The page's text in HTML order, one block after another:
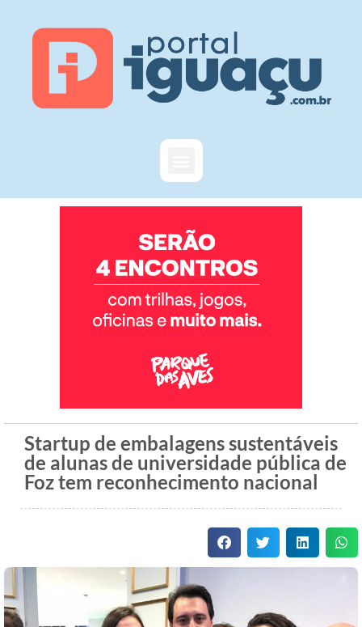
Startup de embalagens sustentáveis
de alunas de universidade pública de
Foz tem reconhecimento nacional